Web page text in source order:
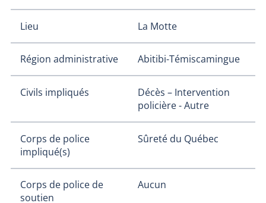
Lieu La Motte
Région administrative Abitibi-Témiscamingue
Civils impliqués
Décès – Intervention
policière - Autre
Corps de police
impliqué(s)
Sûreté du Québec
Corps de police de
soutien
Aucun